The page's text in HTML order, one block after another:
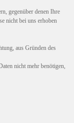
gegenüber denen Ihre
nicht bei uns erhoben
aus Gründen des
nicht mehr benötigen,